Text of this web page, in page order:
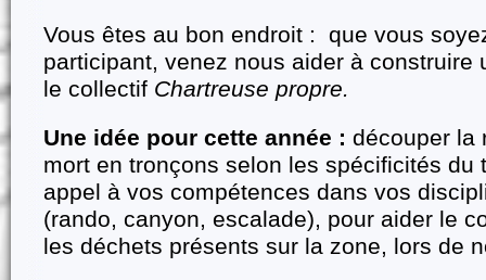
Vous êtes au bon endroit : que vous
participant, venez nous aider à construire
le collectif Chartreuse propre.
Une idée pour cette année : découper la
mort en tronçons selon les spécificités du
appel à vos compétences dans vos
(rando, canyon, escalade), pour aider le
les déchets présents sur la zone, lors de